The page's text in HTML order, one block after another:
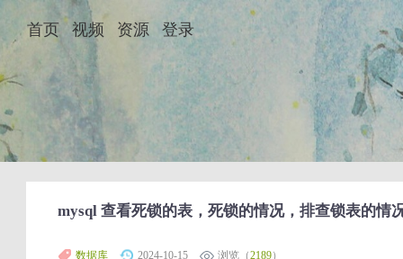
首页 视频 资源 登录
mysql 查看死锁的表，死锁的情况，排查锁表的情
数据库 2024-10-15 浏览（2189）